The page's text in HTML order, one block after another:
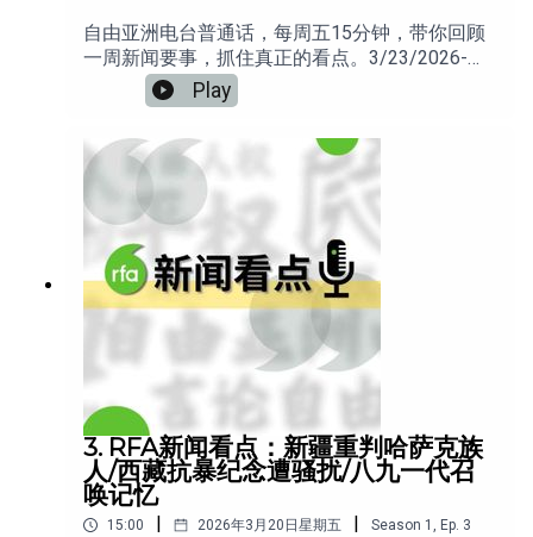
自由亚洲电台普通话，每周五15分钟，带你回顾
一周新闻要事，抓住真正的看点。3/23/2026-
3/27/2026 本周看点包括：1.成都推四等级稳控
多类人群纳入动态监视2.新疆伊犁传限制哈萨克族
处置财产 移民受阻 3. 美国“强迫劳动”301调查引
发中国职场震荡4.专访郭珍明--“我如何拍到新疆
Play
3. RFA新闻看点：新疆重判哈萨克族
人/西藏抗暴纪念遭骚扰/八九一代召
唤记忆
15:00 | 2026年3月20日星期五 | Season 1 , Ep. 3